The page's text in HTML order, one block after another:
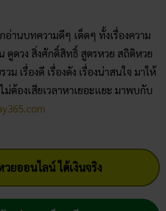
ยออนไลน์ ได้เงินจริง
ากลุ่มเลขเด็ด ฟรี !!
content